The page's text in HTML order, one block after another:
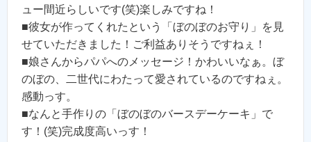
ュー間近らしいです(笑)楽しみですね！
■彼女が作ってくれたという「ぼのぼのお守り」を見
せていただきました！ご利益ありそうですねぇ！
■娘さんからパパへのメッセージ！かわいいなぁ。ぼ
のぼの、二世代にわたって愛されているのですねぇ。
感動っす。
■なんと手作りの「ぼのぼのバースデーケーキ」で
す！(笑)完成度高いっす！